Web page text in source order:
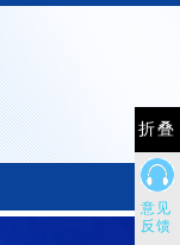
折叠
意见
反馈